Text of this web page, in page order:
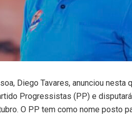
Diego Tavares, anunciou nesta
Progressistas (PP) e
O PP tem como nome posto